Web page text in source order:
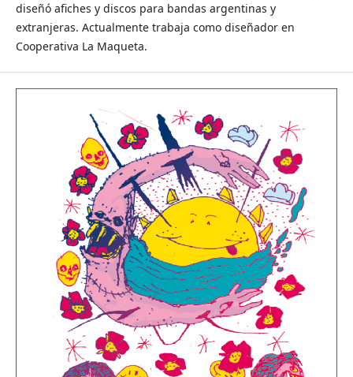
diseñó afiches y discos para bandas argentinas y
extranjeras. Actualmente trabaja como diseñador en
Cooperativa La Maqueta.